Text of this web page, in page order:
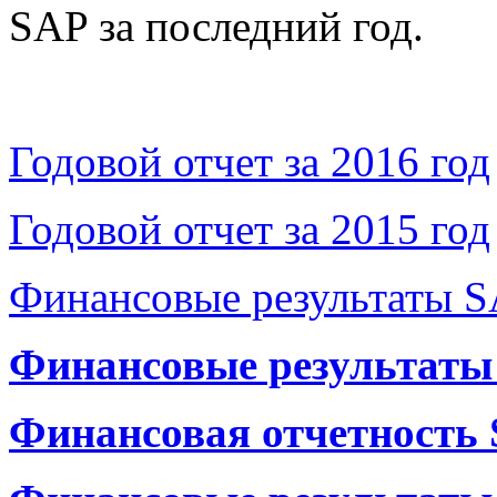
SAP за последний год.
Годовой отчет за 2016 год
Годовой отчет за 2015 год
Финансовые результаты
Финансовые
Финансовая отчетность